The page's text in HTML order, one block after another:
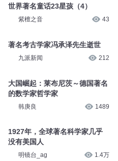
世界著名童话23星孩（4）
紫檀之音 43
著名考古学家冯承泽先生逝世
九派新闻 212
大国崛起：莱布尼茨～德国著名
的数学家哲学家
韩庚良 1489
1927年，全球著名科学家几乎
没有美国人
明镜台_ag 1.4万